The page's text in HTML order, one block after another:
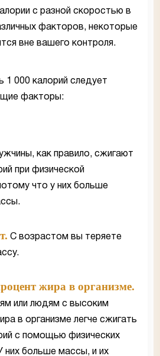
с разной скоростью в
факторов, некоторые
вне вашего контроля.
1 000 калорий следует
факторы:
как правило, сжигают
при физической
что у них больше
С возрастом вы теряете
жира в организме.
или людям с высоким
в организме легче сжигать
с помощью физических
них больше массы, и их